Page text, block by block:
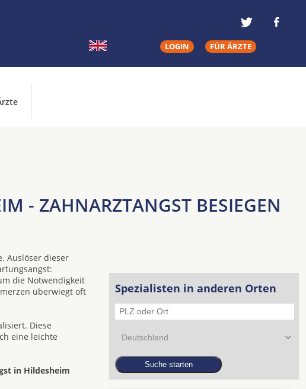
LOGIN FÜR ÄRZTE
- ZAHNARZTANGST BESIEGEN
Auslöser dieser
die Notwendigkeit
überwiegt oft
Diese
eine leichte
in Hildesheim
Spezialisten in anderen Orten